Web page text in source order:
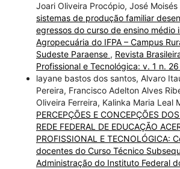
Joari Oliveira Procópio, José Moisés
sistemas de produção familiar
egressos do curso de ensino médio
Agropecuária do IFPA – Campus
Sudeste Paraense , Revista
Profissional e Tecnológica: v. 1 n.
layane bastos dos santos, Alvaro
Pereira, Francisco Adelton Alves
Oliveira Ferreira, Kalinka Maria Leal
PERCEPÇÕES E CONCEPÇÕES
REDE FEDERAL DE EDUCAÇÃO
PROFISSIONAL E TECNOLÓGICA:
docentes do Curso Técnico
Administração do Instituto Federal